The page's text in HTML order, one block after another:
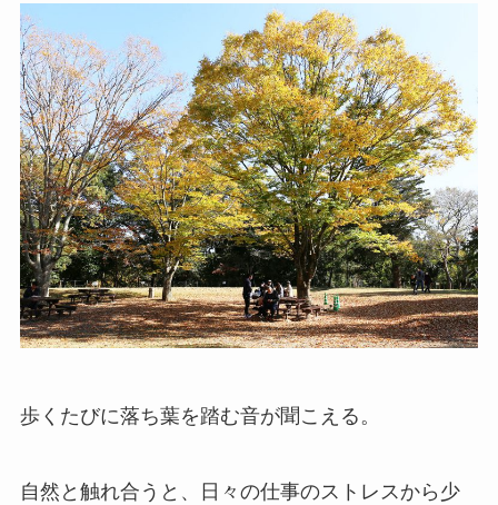
歩くたびに落ち葉を踏む音が聞こえる。
自然と触れ合うと、日々の仕事のストレスから少